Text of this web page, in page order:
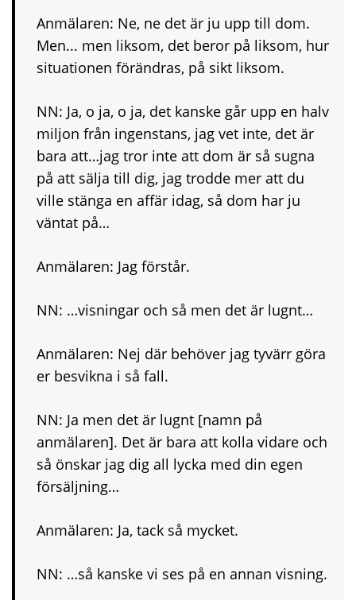
Anmälaren: Ne, ne det är ju upp till dom.
Men... men liksom, det beror på liksom, hur
situationen förändras, på sikt liksom.
NN: Ja, o ja, o ja, det kanske går upp en halv
miljon från ingenstans, jag vet inte, det är
bara att…jag tror inte att dom är så sugna
på att sälja till dig, jag trodde mer att du
ville stänga en affär idag, så dom har ju
väntat på…
Anmälaren: Jag förstår.
NN: …visningar och så men det är lugnt…
Anmälaren: Nej där behöver jag tyvärr göra
er besvikna i så fall.
NN: Ja men det är lugnt [namn på
anmälaren]. Det är bara att kolla vidare och
så önskar jag dig all lycka med din egen
försäljning…
Anmälaren: Ja, tack så mycket.
NN: …så kanske vi ses på en annan visning.